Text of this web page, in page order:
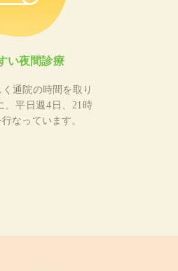
い夜間診療
通院の時間を取り
、平日週4日、21時
なっています。